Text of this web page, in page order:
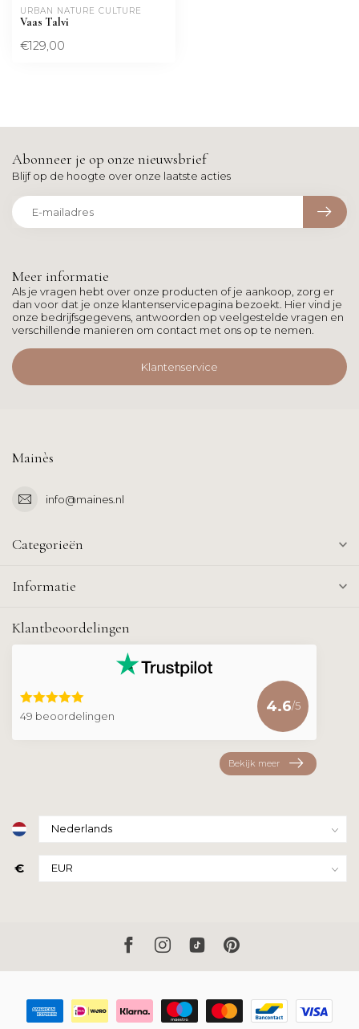
URBAN NATURE CULTURE
Vaas Talvi
€129,00
Meer informatie
Als je vragen hebt over onze producten of je aankoop, zorg er
dan voor dat je onze klantenservicepagina bezoekt. Hier vind je
onze bedrijfsgegevens, antwoorden op veelgestelde vragen en
verschillende manieren om contact met ons op te nemen.
Klantenservice
Abonneer je op onze nieuwsbrief
Blijf op de hoogte over onze laatste acties
Mainès
info@maines.nl
Categorieën
Informatie
Klantbeoordelingen
49 beoordelingen
4.6/5
Bekijk meer
€